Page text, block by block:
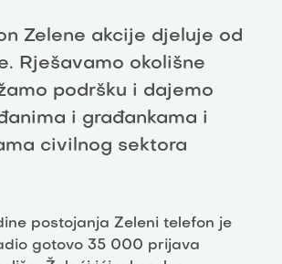
Zelene akcije djeluje od
Rješavamo okolišne
podršku i dajemo
i građankama i
civilnog sektora
postojanja Zeleni telefon je
gotovo 35 000 prijava